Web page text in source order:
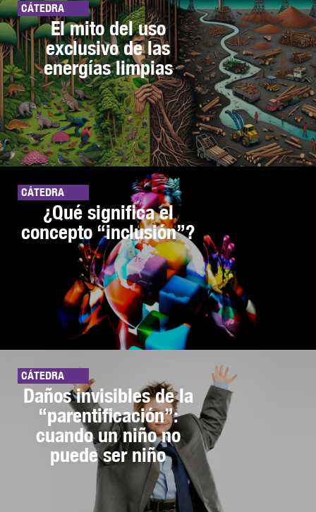
CÁTEDRA
El mito del uso
exclusivo de las
energías limpias
CÁTEDRA
¿Qué significa el
concepto “inclusión”?
CÁTEDRA
Daños invisibles de la
“parentificación”:
cuando un niño no
puede ser niño